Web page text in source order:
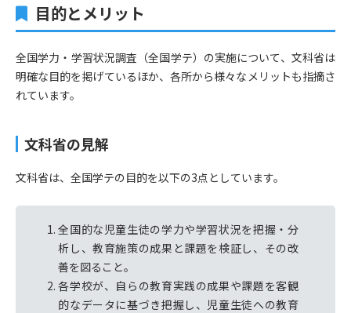
目的とメリット
全国学力・学習状況調査（全国学テ）の実施について、文科省は
明確な目的を掲げているほか、各所から様々なメリットも指摘さ
れています。
文科省の見解
文科省は、全国学テの目的を以下の3点としています。
全国的な児童生徒の学力や学習状況を把握・分
析し、教育施策の成果と課題を検証し、その改
善を図ること。
各学校が、自らの教育実践の成果や課題を客観
的なデータに基づき把握し、児童生徒への教育